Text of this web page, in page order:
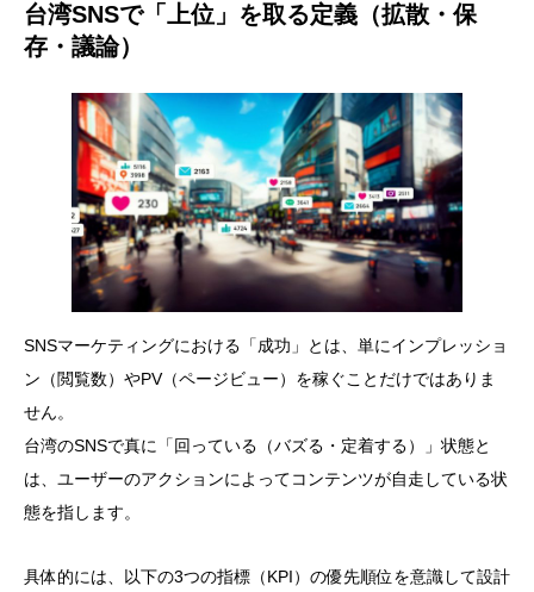
台湾SNSで「上位」を取る定義（拡散・保
存・議論）
SNSマーケティングにおける「成功」とは、単にインプレッショ
ン（閲覧数）やPV（ページビュー）を稼ぐことだけではありま
せん。
台湾のSNSで真に「回っている（バズる・定着する）」状態と
は、ユーザーのアクションによってコンテンツが自走している状
態を指します。
具体的には、以下の3つの指標（KPI）の優先順位を意識して設計